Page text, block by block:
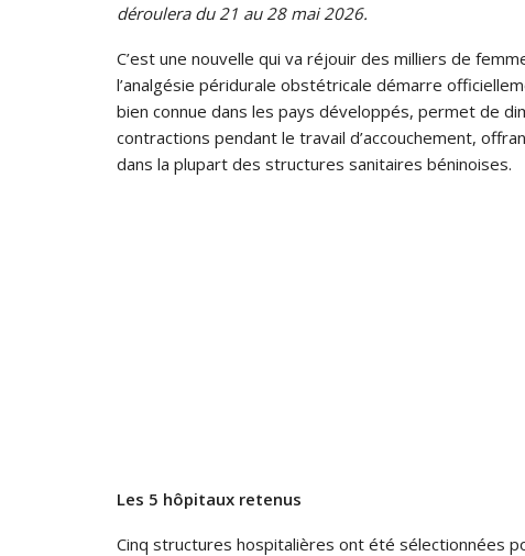
déroulera du 21 au 28 mai 2026.
C’est une nouvelle qui va réjouir des milliers de
l’analgésie péridurale obstétricale démarre
bien connue dans les pays développés, permet de
contractions pendant le travail d’accouchement,
dans la plupart des structures sanitaires béninoises.
Les 5 hôpitaux retenus
Cinq structures hospitalières ont été sélectionnées